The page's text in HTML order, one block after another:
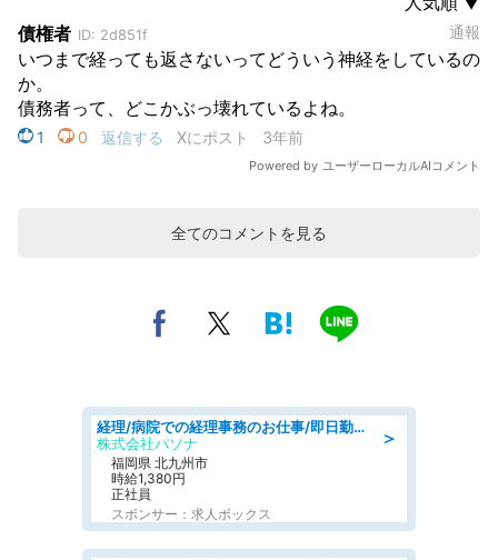
全てのコメントを見る
＞
経理/病院での経理事務のお仕事/即日勤務可/車通勤可/経理/一般事務
株式会社パソナ
福岡県 北九州市
時給1,380円
正社員
スポンサー：求人ボックス